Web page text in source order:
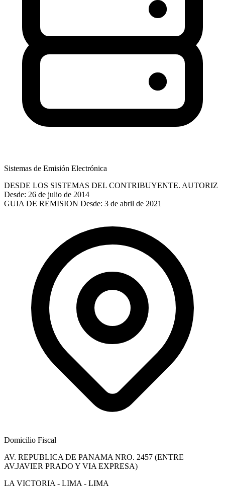
Sistemas de Emisión Electrónica
DESDE LOS SISTEMAS DEL CONTRIBUYENTE. AUTORIZ
Desde: 26 de julio de 2014
GUIA DE REMISION Desde: 3 de abril de 2021
Domicilio Fiscal
AV. REPUBLICA DE PANAMA NRO. 2457 (ENTRE
AV.JAVIER PRADO Y VIA EXPRESA)
LA VICTORIA - LIMA - LIMA